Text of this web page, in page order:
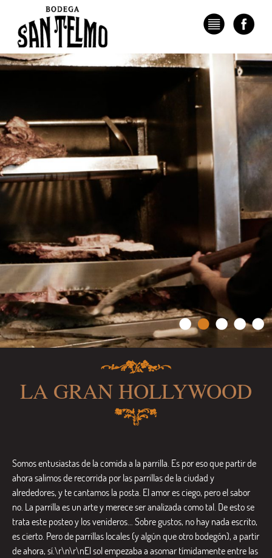
LA GRAN HOLLYWOOD
Somos entusiastas de la comida a la parrilla. Es por eso que partir de
ahora salimos de recorrida por las parrillas de la ciudad y
alrededores, y te cantamos la posta. El amor es ciego, pero el sabor
no. La parrilla es un arte y merece ser analizada como tal. De esto se
trata este posteo y los venideros… Sobre gustos, no hay nada escrito,
es cierto. Pero de parrillas locales (y algún que otro bodegón), a partir
de ahora, sí.\r\n\r\nEl sol empezaba a asomar tímidamente entre las